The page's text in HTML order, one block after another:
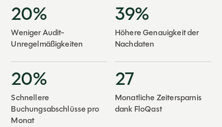
20%
Weniger Audit-
Unregelmäßigkeiten
39%
Höhere Genauigkeit der
Nachdaten
20%
Schnellere
Buchungsabschlüsse pro
Monat
27
Monatliche Zeitersparnis
dank FloQast